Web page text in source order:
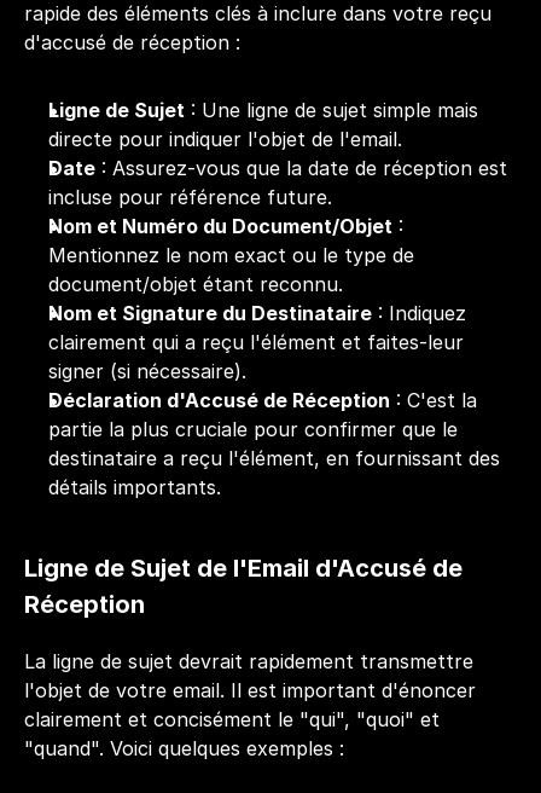
rapide des éléments clés à inclure dans votre reçu
d'accusé de réception :
Ligne de Sujet : Une ligne de sujet simple mais
directe pour indiquer l'objet de l'email.
Date : Assurez-vous que la date de réception est
incluse pour référence future.
Nom et Numéro du Document/Objet :
Mentionnez le nom exact ou le type de
document/objet étant reconnu.
Nom et Signature du Destinataire : Indiquez
clairement qui a reçu l'élément et faites-leur
signer (si nécessaire).
Déclaration d'Accusé de Réception : C'est la
partie la plus cruciale pour confirmer que le
destinataire a reçu l'élément, en fournissant des
détails importants.
Ligne de Sujet de l'Email d'Accusé de
Réception
La ligne de sujet devrait rapidement transmettre
l'objet de votre email. Il est important d'énoncer
clairement et concisément le "qui", "quoi" et
"quand". Voici quelques exemples :